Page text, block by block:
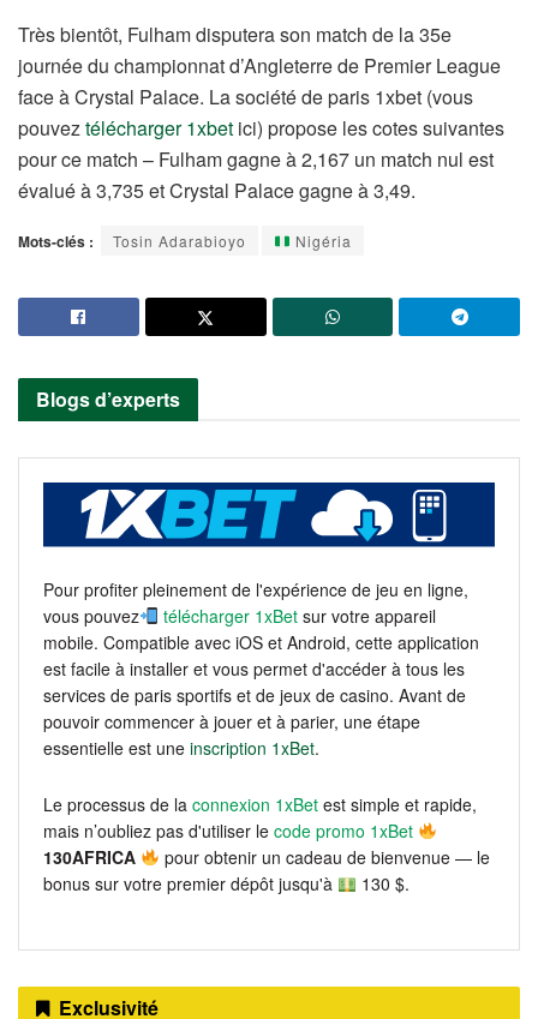
Très bientôt, Fulham disputera son match de la 35e
journée du championnat d’Angleterre de Premier League
face à Crystal Palace. La société de paris 1xbet (vous
pouveztélécharger 1xbet ici) propose les cotes suivantes
pour ce match – Fulham gagne à 2,167 un match nul est
évalué à 3,735 et Crystal Palace gagne à 3,49.
Mots-clés : Tosin Adarabioyo Nigéria
Blogs d’experts
Pour profiter pleinement de l'expérience de jeu en ligne,
vous pouvez
télécharger 1xBet sur votre appareil
mobile. Compatible avec iOS et Android, cette application
est facile à installer et vous permet d'accéder à tous les
services de paris sportifs et de jeux de casino. Avant de
pouvoir commencer à jouer et à parier, une étape
essentielle est une inscription 1xBet.
Le processus de la connexion 1xBet est simple et rapide,
mais n’oubliez pas d'utiliser le code promo 1xBet
130AFRICA
pour obtenir un cadeau de bienvenue — le
bonus sur votre premier dépôt jusqu'à
130 $.
Exclusivité